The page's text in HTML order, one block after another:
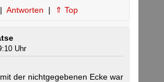
| Antworten | ⇑ Top
Uhr
der nichtgegebenen Ecke war